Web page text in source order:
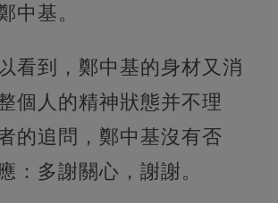
中基。
看到，鄭中基的身材又消
個人的精神狀態并不理
的追問，鄭中基沒有否
：多謝關心，謝謝。